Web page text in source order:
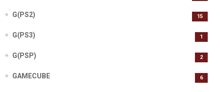
G(PS2) 15
G(PS3) 1
G(PSP) 2
GAMECUBE 6